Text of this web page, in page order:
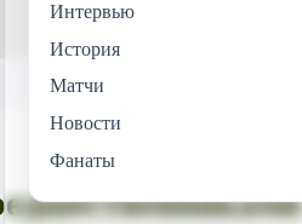
Интервью
История
Матчи
Новости
Фанаты